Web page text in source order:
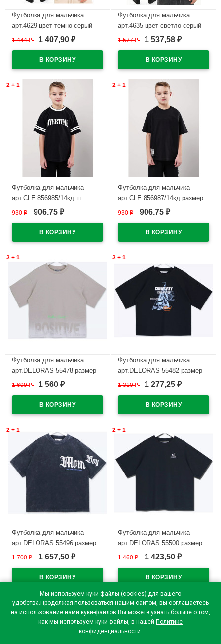
Мы используем куки-файлы (cookies) для вашего
удобства.Продолжая пользоваться нашим сайтом, вы соглашаетесь
на использование нами куки-файлов.Вы можете узнать больше о том,
как мы используем куки-файлы, в нашей Политике
конфиденциальности.
Футболка для мальчика
арт.4629 цвет темно-серый
В наличии
1 444₽ 1 407,90 ₽
Футболка для мальчика
арт.4635 цвет светло-серый
В наличии
1 577₽ 1 537,58 ₽
2 + 1
Футболка для мальчика
арт.CLE 856985/14кд_п
размер 34/134-42/158 цвет
930₽ 906,75 ₽
2 + 1
Футболка для мальчика
арт.CLE 856987/14кд размер
34/134-42/158 цвет черный
930₽ 906,75 ₽
2 + 1
Футболка для мальчика
арт.DELORAS 55478 размер
34/134-42/158 цвет серо-
1 699₽ 1 560 ₽
2 + 1
Футболка для мальчика
арт.DELORAS 55482 размер
34/134-42/158 цвет черный
1 310₽ 1 277,25 ₽
2 + 1
Футболка для мальчика
арт.DELORAS 55496 размер
34/134-42/158 цвет черный
1 700₽ 1 657,50 ₽
2 + 1
Футболка для мальчика
арт.DELORAS 55500 размер
34/134-44/164 цвет черный
1 460₽ 1 423,50 ₽